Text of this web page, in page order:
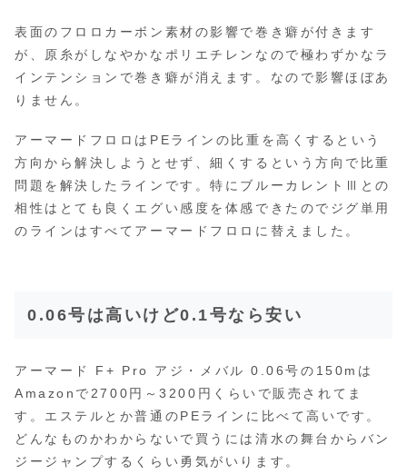
表面のフロロカーボン素材の影響で巻き癖が付きます
が、原糸がしなやかなポリエチレンなので極わずかなラ
インテンションで巻き癖が消えます。なので影響ほぼあ
りません。
アーマードフロロはPEラインの比重を高くするという
方向から解決しようとせず、細くするという方向で比重
問題を解決したラインです。特にブルーカレントⅢとの
相性はとても良くエグい感度を体感できたのでジグ単用
のラインはすべてアーマードフロロに替えました。
0.06号は高いけど0.1号なら安い
アーマード F+ Pro アジ・メバル 0.06号の150mは
Amazonで2700円～3200円くらいで販売されてま
す。エステルとか普通のPEラインに比べて高いです。
どんなものかわからないで買うには清水の舞台からバン
ジージャンプするくらい勇気がいります。